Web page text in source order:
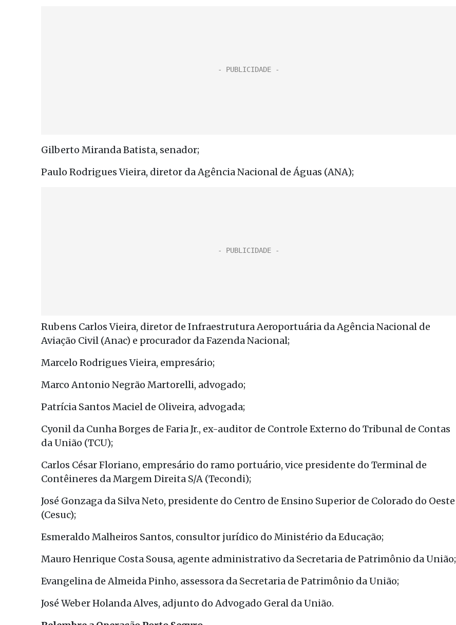
Gilberto Miranda Batista, senador;
Paulo Rodrigues Vieira, diretor da Agência Nacional de Águas (ANA);
Rubens Carlos Vieira, diretor de Infraestrutura Aeroportuária da Agência Nacional de
Aviação Civil (Anac) e procurador da Fazenda Nacional;
Marcelo Rodrigues Vieira, empresário;
Marco Antonio Negrão Martorelli, advogado;
Patrícia Santos Maciel de Oliveira, advogada;
Cyonil da Cunha Borges de Faria Jr., ex-auditor de Controle Externo do Tribunal de Contas
da União (TCU);
Carlos César Floriano, empresário do ramo portuário, vice presidente do Terminal de
Contêineres da Margem Direita S/A (Tecondi);
José Gonzaga da Silva Neto, presidente do Centro de Ensino Superior de Colorado do Oeste
(Cesuc);
Esmeraldo Malheiros Santos, consultor jurídico do Ministério da Educação;
Mauro Henrique Costa Sousa, agente administrativo da Secretaria de Patrimônio da União;
Evangelina de Almeida Pinho, assessora da Secretaria de Patrimônio da União;
José Weber Holanda Alves, adjunto do Advogado Geral da União.